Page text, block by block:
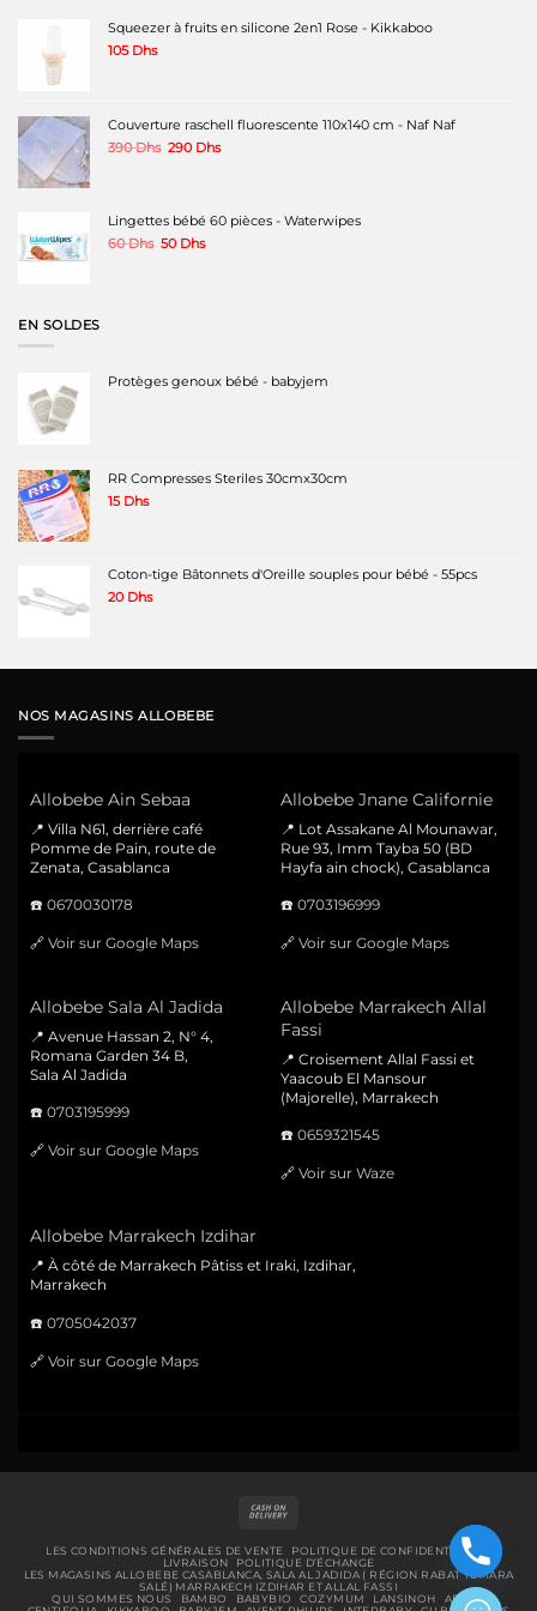
Squeezer à fruits en silicone 2en1 Rose - Kikkaboo
105 Dhs
Couverture raschell fluorescente 110x140 cm - Naf Naf
390Dhs Le
390 Dhs.
290 DhsLe
290 Dhs.
Lingettes bébé 60 pièces - Waterwipes
60Dhs Le
50 DhsLe
EN SOLDES
Protèges genoux bébé - babyjem
RR Compresses Steriles 30cmx30cm
15 Dhs
Coton-tige Bâtonnets d'Oreille souples pour bébé - 55pcs
20 Dhs
NOS MAGASINS ALLOBEBE
Allobebe Ain Sebaa
📍 Villa N61, derrière café
Pomme de Pain, route de
Zenata, Casablanca
☎️ 0670030178
🔗 Voir sur Google Maps
Allobebe Jnane Californie
📍 Lot Assakane Al Mounawar,
Rue 93, Imm Tayba 50 (BD
Hayfa ain chock), Casablanca
☎️ 0703196999
🔗 Voir sur Google Maps
Allobebe Sala Al Jadida
📍 Avenue Hassan 2, N° 4,
Romana Garden 34 B,
Sala Al Jadida
☎️ 0703195999
🔗 Voir sur Google Maps
Allobebe Marrakech Allal
Fassi
📍 Croisement Allal Fassi et
Yaacoub El Mansour
(Majorelle), Marrakech
☎️ 0659321545
🔗 Voir sur Waze
Allobebe Marrakech Izdihar
📍 À côté de Marrakech Pâtiss et Iraki, Izdihar,
Marrakech
☎️ 0705042037
🔗 Voir sur Google Maps
Delivery
LES CONDITIONS GÉNÉRALES DE VENTE
POLITIQUE DE CONFIDENTIALITÉ
LIVRAISON
POLITIQUE D’ÉCHANGE
LES MAGASINS ALLOBEBE CASABLANCA, SALA AL JADIDA ( RÉGION RABAT TEMARA
SALÉ) MARRAKECH IZDIHAR ET ALLAL FASSI
QUI SOMMES NOUS
BAMBO BABYBIO COZYMUM LANSINOH
ABENA